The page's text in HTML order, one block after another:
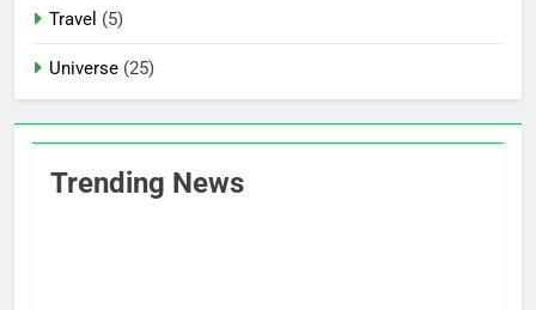
Travel (5)
Universe (25)
Trending News